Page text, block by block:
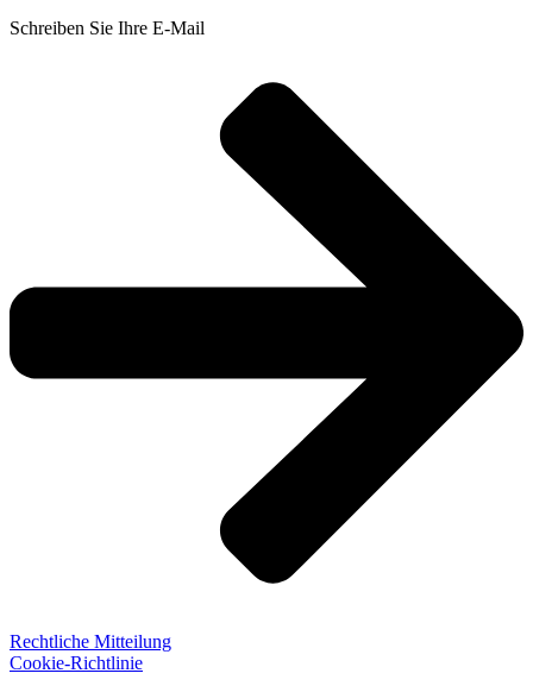
Schreiben Sie Ihre E-Mail
Rechtliche Mitteilung
Cookie-Richtlinie